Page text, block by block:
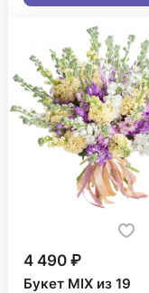
4 490 ₽
Букет MIX из 19